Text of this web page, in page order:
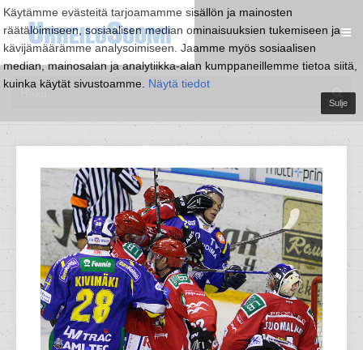
Käytämme evästeitä tarjoamamme sisällön ja mainosten
räätälöimiseen, sosiaalisen median ominaisuuksien tukemiseen ja
kävijämäärämme analysoimiseen. Jaamme myös sosiaalisen
median, mainosalan ja analytiikka-alan kumppaneillemme tietoa siitä,
kuinka käytät sivustoamme. Näytä tiedot
Sulje